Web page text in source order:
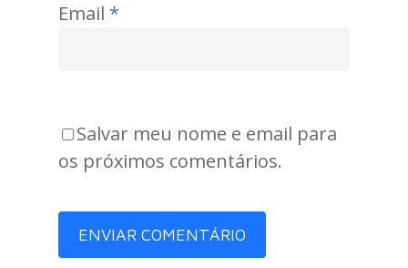
Email *
Salvar meu nome e email para
os próximos comentários.